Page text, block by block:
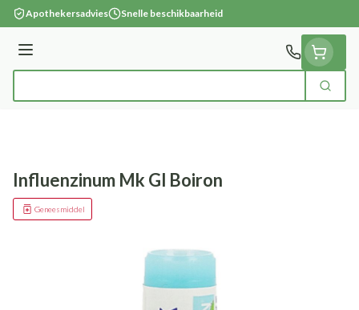
Ga naar de inhoud
Apothekersadvies Snelle beschikbaarheid
Menu
Zoek
Influenzinum Mk Gl Boiron
Geneesmiddel